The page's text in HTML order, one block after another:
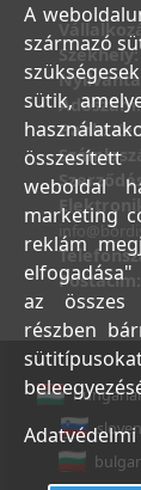
Bank:
A
származó
sütik,
weboldal
marketing
reklám
az összes
részben